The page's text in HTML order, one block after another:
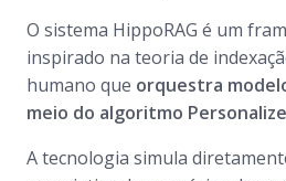
O sistema HippoRAG é um
inspirado na teoria de
humano que orquestra
meio do algoritmo
A tecnologia simula